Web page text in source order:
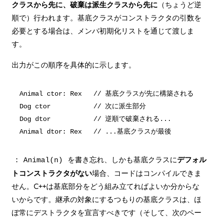
クラスから先に、破棄は派生クラスから先に （ちょうど逆
順で）行われます。基底クラスがコンストラクタの引数を
必要とする場合は、メンバ初期化リストを通じて渡しま
す。
出力がこの順序を具体的に示します。
Animal ctor: Rex   // 基底クラスが先に構築される
Dog ctor           // 次に派生部分
Dog dtor           // 逆順で破棄される...
: Animal(n) を書き忘れ、しかも基底クラスにデフォル
トコンストラクタがない場合、コードはコンパイルできま
せん。C++は基底部分をどう組み立てればよいか分からな
いからです。継承の対象にするつもりの基底クラスは、ほ
ぼ常にデストラクタを宣言すべきです（そして、次のペー